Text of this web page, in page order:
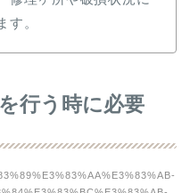
す。
行う時に必要